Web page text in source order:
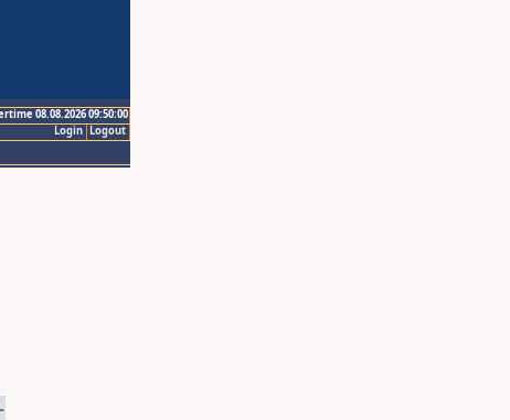
08.08.2026 09:50:00
Logout
Login